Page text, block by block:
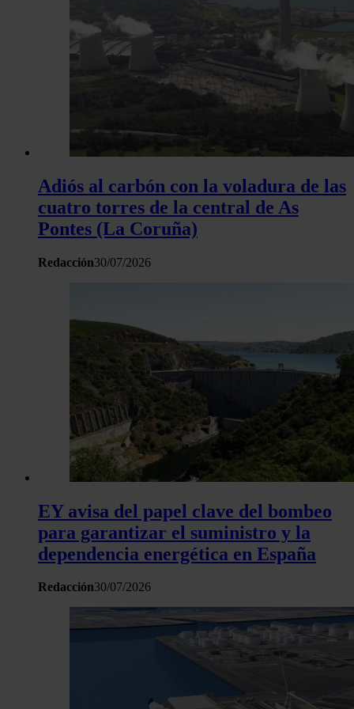
y los anuncios, ofrecer funciones de redes sociales y
tráfico. Además, compartimos información sobre el uso que
sitio web con nuestros partners de redes sociales,
análisis web, quienes pueden combinarla con otra
haya proporcionado o que hayan recopilado a partir del uso
Adiós al carbón con la voladura de las
cuatro torres de la central de As
Pontes (La Coruña)
Redacción30/07/2026
EY avisa del papel clave del bombeo
para garantizar el suministro y la
dependencia energética en España
Redacción30/07/2026